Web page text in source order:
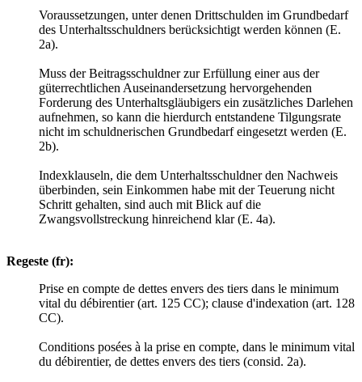
Voraussetzungen, unter denen Drittschulden im Grundbedarf
des Unterhaltsschuldners berücksichtigt werden können (E.
2a).
Muss der Beitragsschuldner zur Erfüllung einer aus der
güterrechtlichen Auseinandersetzung hervorgehenden
Forderung des Unterhaltsgläubigers ein zusätzliches Darlehen
aufnehmen, so kann die hierdurch entstandene Tilgungsrate
nicht im schuldnerischen Grundbedarf eingesetzt werden (E.
2b).
Indexklauseln, die dem Unterhaltsschuldner den Nachweis
überbinden, sein Einkommen habe mit der Teuerung nicht
Schritt gehalten, sind auch mit Blick auf die
Zwangsvollstreckung hinreichend klar (E. 4a).
Regeste (fr):
Prise en compte de dettes envers des tiers dans le minimum
vital du débirentier (art. 125 CC); clause d'indexation (art. 128
CC).
Conditions posées à la prise en compte, dans le minimum vital
du débirentier, de dettes envers des tiers (consid. 2a).